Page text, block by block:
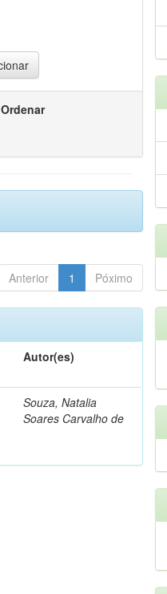
Ordenar
Anterior 1 Póximo
Autor(es)
Souza, Natalia
Soares Carvalho de